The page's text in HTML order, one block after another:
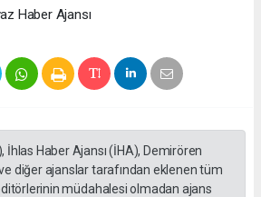
Haber Ajansı
İhlas Haber Ajansı (İHA), Demirören
diğer ajanslar tarafından eklenen tüm
müdahalesi olmadan ajans